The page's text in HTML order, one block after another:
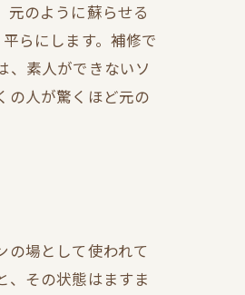
のように蘇らせる
らにします。補修で
、素人ができないソ
の人が驚くほど元の
の場として使われて
、その状態はますま